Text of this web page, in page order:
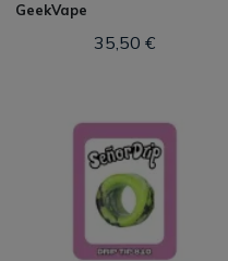
GeekVape
35,50 €